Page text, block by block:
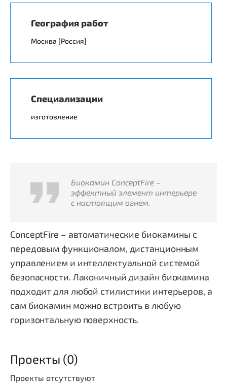
География работ
Москва [Россия]
Специализации
изготовление
Биокамин ConceptFire –
эффектный элемент интерьере
с настоящим огнем.
ConceptFire – автоматические биокамины с
передовым функционалом, дистанционным
управлением и интеллектуальной системой
безопасности. Лаконичный дизайн биокамина
подходит для любой стилистики интерьеров, а
сам биокамин можно встроить в любую
горизонтальную поверхность.
Проекты (0)
Проекты отсутствуют